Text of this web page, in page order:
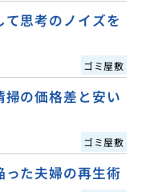
思考のノイズを
ゴミ屋敷
の価格差と安い
ゴミ屋敷
った夫婦の再生術